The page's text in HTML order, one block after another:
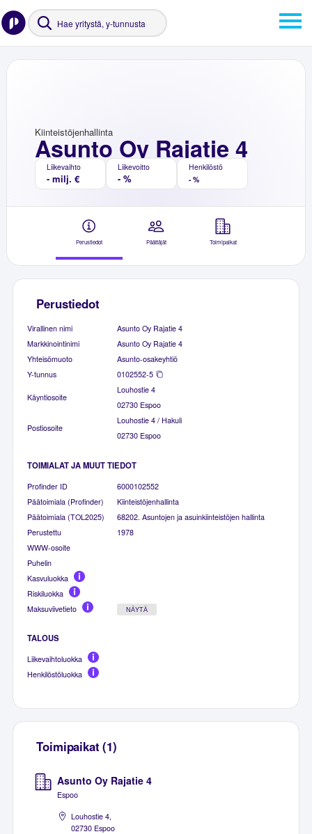
Asunto Oy Rajatie 4
Kiinteistöjenhallinta
Liikevaihto
- milj. €
Liikevoitto
- %
Henkilöstö
- %
Perustiedot Päättäjät Toimipaikat
Perustiedot
Virallinen nimi
Asunto Oy Rajatie 4
Markkinointinimi
Asunto Oy Rajatie 4
Yhteisömuoto
Asunto-osakeyhtiö
Y-tunnus
0102552-5
Käyntiosoite
Louhostie 4
02730 Espoo
Postiosoite
Louhostie 4 / Hakuli
02730 Espoo
TOIMIALAT JA MUUT TIEDOT
Profinder ID
6000102552
Päätoimiala (Profinder)
Kiinteistöjenhallinta
Päätoimiala (TOL2025)
68202. Asuntojen ja asuinkiinteistöjen hallinta
Perustettu
1978
WWW-osoite
Puhelin
Kasvuluokka
Riskiluokka
Maksuviivetieto
NÄYTÄ
TALOUS
Liikevaihtoluokka
Henkilöstöluokka
Toimipaikat (1)
Asunto Oy Rajatie 4
Espoo
Louhostie 4,
02730 Espoo